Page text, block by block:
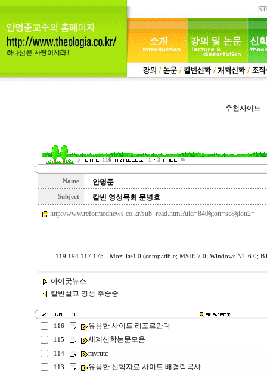
::: 추천사이트
116 1 3
Name 안명준
Subject
칼빈 영성목회 문병호
http://www.reformednews.co.kr/sub_read.html?uid=840§ion=sc8§ion2=
119.194.117.175 - Mozilla/4.0 (compatible; MSIE 7.0; Windows NT 6.0;
아이굿뉴스
칼빈설교 영성 주승중
116 유용한 사이트 리포르만다
115 세계신학논문모음
114 myrutc
113 유용한 신학자료 사이트 배경락목사